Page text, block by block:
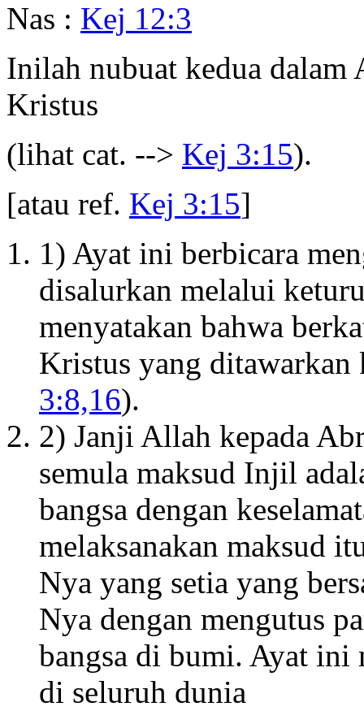
Nas : Kej 12:3
Inilah nubuat kedua dalam
Kristus
(lihat cat. --> Kej 3:15).
[atau ref. Kej 3:15]
1) Ayat ini berbicara
disalurkan melalui
menyatakan bahwa
Kristus yang ditawarkan
3:8,16).
2) Janji Allah kepada
semula maksud Injil
bangsa dengan
melaksanakan maksud
Nya yang setia yang
Nya dengan mengutus
bangsa di bumi. Ayat ini
di seluruh dunia